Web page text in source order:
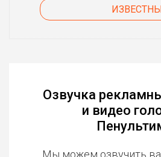
Озвучка
и видео
Мы можем озвучить